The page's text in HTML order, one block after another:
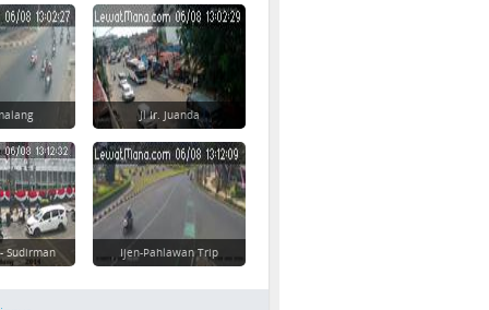
Jl Ir. Juanda
Sudirman Ijen-Pahlawan Trip